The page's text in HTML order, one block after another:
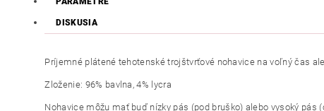
DISKUSIA
Príjemnéplátené tehotenské trojštvrťové nohavice na voľný čas
Zloženie: 96% bavlna, 4% lycra
Nohavice môžu mať buď nízky pás (pod bruško) alebo vysoký